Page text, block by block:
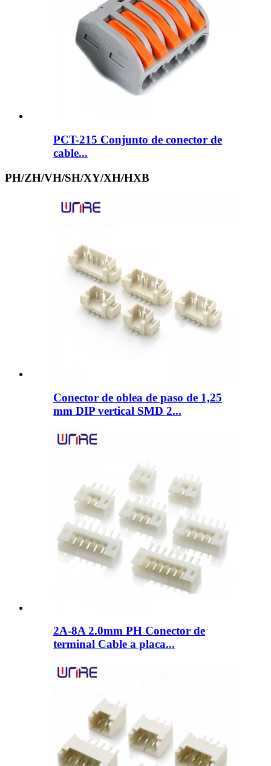
PCT-215 Conjunto de conector de
cable...
PH/ZH/VH/SH/XY/XH/HXB
Conector de oblea de paso de 1,25
mm DIP vertical SMD 2...
2A-8A 2.0mm PH Conector de
terminal Cable a placa...